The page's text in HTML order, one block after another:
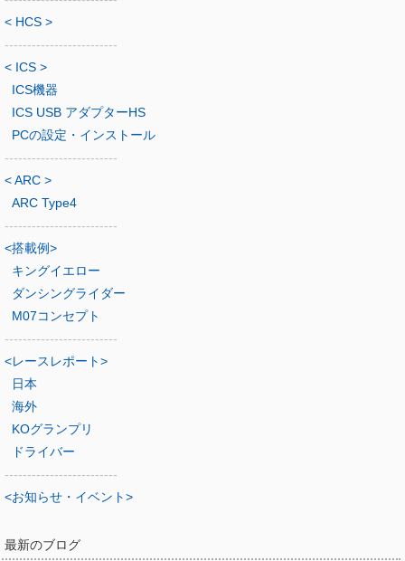
< HCS >
-------------------------
< ICS >
ICS機器
ICS USB アダプターHS
PCの設定・インストール
-------------------------
< ARC >
ARC Type4
-------------------------
<搭載例>
キングイエロー
ダンシングライダー
M07コンセプト
-------------------------
<レースレポート>
日本
海外
KOグランプリ
ドライバー
-------------------------
<お知らせ・イベント>
最新のブログ